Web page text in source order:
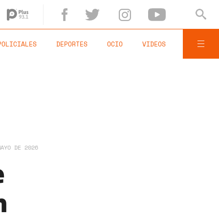
DEPORTES OCIO VIDEOS
DE 2026